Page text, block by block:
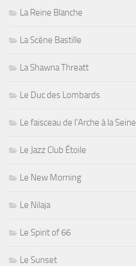
La Reine Blanche
La Scène Bastille
La Shawna Threatt
Le Duc des Lombards
Le faisceau de l'Arche à la Seine
Le Jazz Club Étoile
Le New Morning
Le Nilaja
Le Spirit of 66
Le Sunset